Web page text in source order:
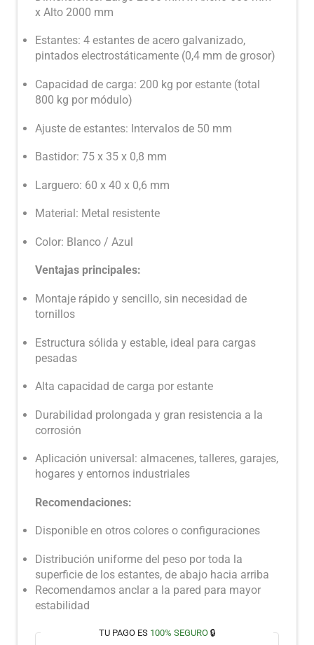
x Alto 2000 mm
Estantes: 4 estantes de acero galvanizado,
pintados electrostáticamente (0,4 mm de grosor)
Capacidad de carga: 200 kg por estante (total
800 kg por módulo)
Ajuste de estantes: Intervalos de 50 mm
Bastidor: 75 x 35 x 0,8 mm
Larguero: 60 x 40 x 0,6 mm
Material: Metal resistente
Color: Blanco / Azul
Ventajas principales:
Montaje rápido y sencillo, sin necesidad de
tornillos
Estructura sólida y estable, ideal para cargas
pesadas
Alta capacidad de carga por estante
Durabilidad prolongada y gran resistencia a la
corrosión
Aplicación universal: almacenes, talleres, garajes,
hogares y entornos industriales
Recomendaciones:
Disponible en otros colores o configuraciones
Distribución uniforme del peso por toda la
superficie de los estantes, de abajo hacia arriba
Recomendamos anclar a la pared para mayor
estabilidad
TU PAGO ES 100% SEGURO🔒